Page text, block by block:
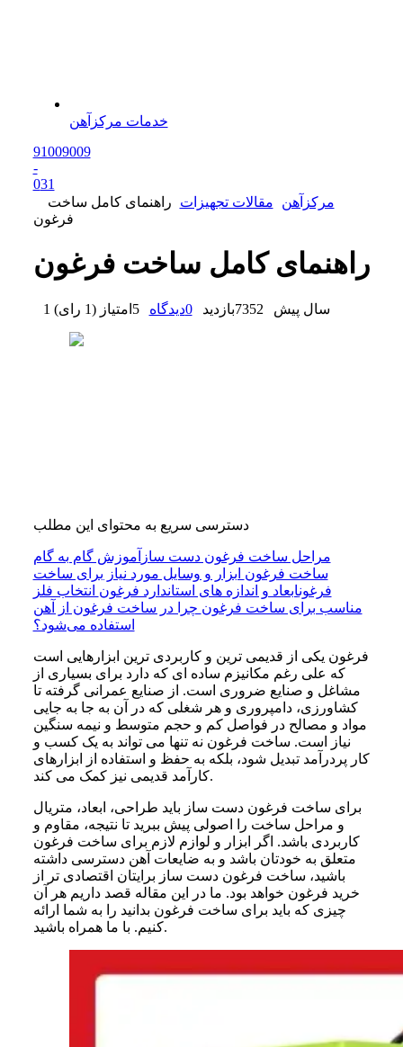
خدمات مرکزآهن
91009009
-
031
مرکزآهن
مقالات تجهیزات
راهنمای کامل ساخت
فرغون
راهنمای کامل ساخت فرغون
1 سال پیش 7352بازدید 0دیدگاه 5 امتیاز (1 رای )
دسترسی سریع به محتوای این مطلب
مراحل ساخت فرغون دست ساز آموزش گام به گام
ساخت فرغون ابزار و وسایل مورد نیاز برای ساخت
فرغونابعاد و اندازه‌ های استاندارد فرغون انتخاب فلز
مناسب برای ساخت فرغون چرا در ساخت فرغون از آهن
استفاده می‌شود؟
فرغون یکی از قدیمی ترین و کاربردی ترین ابزارهایی است
که علی رغم مکانیزم ساده ای که دارد برای بسیاری از
مشاغل و صنایع ضروری است. از صنایع عمرانی گرفته تا
کشاورزی، دامپروری و هر شغلی که در آن به جا به جایی
مواد و مصالح در فواصل کم و حجم متوسط و نیمه سنگین
نیاز است. ساخت فرغون نه ‌تنها می‌ تواند به یک کسب‌ و
کار پردرآمد تبدیل شود، بلکه به حفظ و استفاده از ابزارهای
کارآمد قدیمی نیز کمک می ‌کند.
برای ساخت فرغون دست ساز باید طراحی، ابعاد، متریال
و مراحل ساخت را اصولی پیش ببرید تا نتیجه، مقاوم و
کاربردی باشد. اگر ابزار و لوازم لازم برای ساخت فرغون
متعلق به خودتان باشد و به ضایعات آهن دسترسی داشته
باشید، ساخت فرغون دست ساز برایتان اقتصادی تر از
خرید فرغون خواهد بود. ما در این مقاله قصد داریم هر آن
چیزی که باید برای ساخت فرغون بدانید را به شما ارائه
کنیم. با ما همراه باشید.